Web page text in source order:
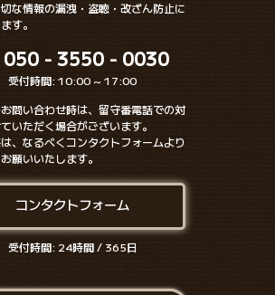
な情報の漏洩・盗聴・改ざん防止に
す。
050 - 3550 - 0030
受付時間: 10:00 ~ 17:00
問い合わせ時は、留守番電話での対
いただく場合がございます。
、なるべくコンタクトフォームより
願いいたします。
コンタクトフォーム
受付時間: 24時間 / 365日